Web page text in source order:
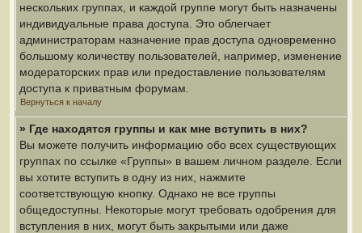
нескольких группах, и каждой группе могут быть назначены
индивидуальные права доступа. Это облегчает
администраторам назначение прав доступа одновременно
большому количеству пользователей, например, изменение
модераторских прав или предоставление пользователям
доступа к приватным форумам.
Вернуться к началу
» Где находятся группы и как мне вступить в них?
Вы можете получить информацию обо всех существующих
группах по ссылке «Группы» в вашем личном разделе. Если
вы хотите вступить в одну из них, нажмите
соответствующую кнопку. Однако не все группы
общедоступны. Некоторые могут требовать одобрения для
вступления в них, могут быть закрытыми или даже